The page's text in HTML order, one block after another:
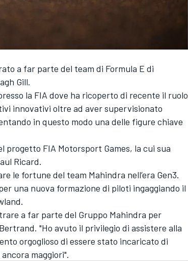
a far parte del team di Formula E di
Gill.
la FIA dove ha ricoperto di recente il ruolo
innovativi oltre ad aver supervisionato
in questo modo una delle figure chiave
progetto FIA Motorsport Games, la cui sua
Ricard.
le fortune del team Mahindra nell’era Gen3.
una nuova formazione di piloti ingaggiando il
.
a far parte del Gruppo Mahindra per
"Ho avuto il privilegio di assistere alla
orgoglioso di essere stato incaricato di
maggiori".